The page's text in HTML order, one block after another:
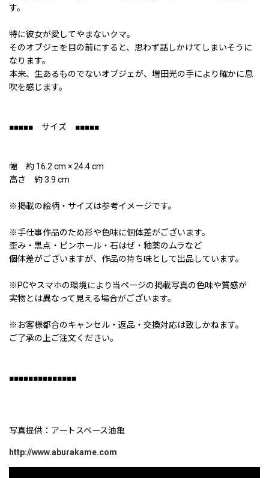
す。
特に彼女が愛してやまないクマ。
そのオブジェを目の前にすると、思わず話しかけてしまいそうに
なります。
本来、生あるものでないオブジェが、増田光の手により確かに息
吹を感じます。
■■■■■ サイズ ■■■■■
幅 約 16.2 cm × 24.4 cm
高さ 約 3.9 cm
※掲載の絵柄・サイズは参考イメージです。
※手仕事作品のため形や色味に個体差がございます。
歪み・黒点・ピンホール・石はぜ・釉薬のムラなど
個体差がございますが、作品の持ち味として出品しています。
※PCやスマホの環境により当ページの掲載写真の色味や質感が
実物とは異なって見える場合がございます。
※お客様都合のキャンセル・返品・交換対応は致しかねます。
ご了承の上ご注文ください。
■■■■■■■■■■■■■■
写真提供：アートスペース油亀
http://www.aburakame.com